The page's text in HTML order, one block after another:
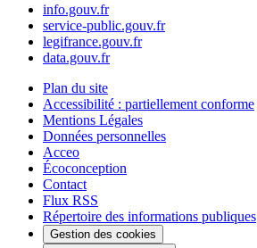
info.gouv.fr
service-public.gouv.fr
legifrance.gouv.fr
data.gouv.fr
Plan du site
Accessibilité : partiellement conforme
Mentions Légales
Données personnelles
Acceo
Écoconception
Contact
Flux RSS
Répertoire des informations publiques
Gestion des cookies